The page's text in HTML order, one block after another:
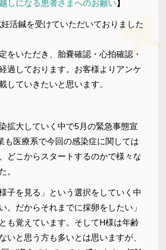
しになる患者さまへのお願い】
活鍼を受けていただいておりました
をいただき、胎嚢確認・心拍確認・
過しております。お客様よりアンケ
していきたいと思います。
拡大していく中で5月の緊急事態宣
も医療系で今回の感染症に関しては
どこからスタートするのかで様々な
。
子を見る」という選択をしていく中
。だからそれまでに採卵をしたい」
も覚えています。そしてH様は年齢
いと思う方も多いとは思いますが、